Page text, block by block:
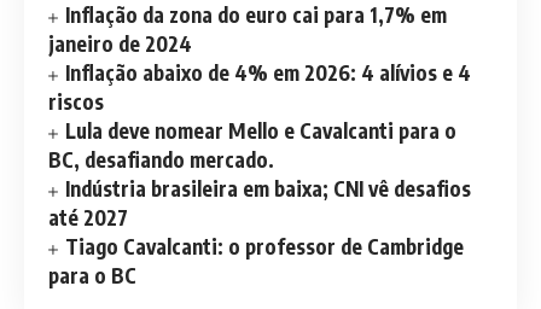
Inflação da zona do euro cai para 1,7% em
janeiro de 2024
Inflação abaixo de 4% em 2026: 4 alívios e 4
riscos
Lula deve nomear Mello e Cavalcanti para o
BC, desafiando mercado.
Indústria brasileira em baixa; CNI vê desafios
até 2027
Tiago Cavalcanti: o professor de Cambridge
para o BC